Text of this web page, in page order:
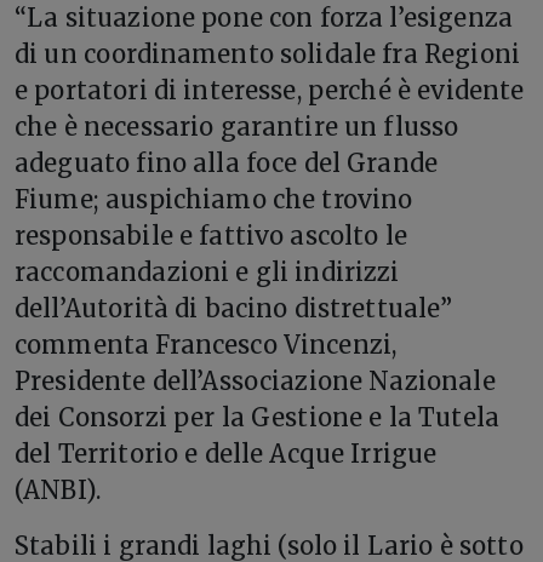
“La situazione pone con forza l’esigenza
di un coordinamento solidale fra Regioni
e portatori di interesse, perché è evidente
che è necessario garantire un flusso
adeguato fino alla foce del Grande
Fiume; auspichiamo che trovino
responsabile e fattivo ascolto le
raccomandazioni e gli indirizzi
dell’Autorità di bacino distrettuale”
commenta Francesco Vincenzi,
Presidente dell’Associazione Nazionale
dei Consorzi per la Gestione e la Tutela
del Territorio e delle Acque Irrigue
(ANBI).
Stabili i grandi laghi (solo il Lario è sotto